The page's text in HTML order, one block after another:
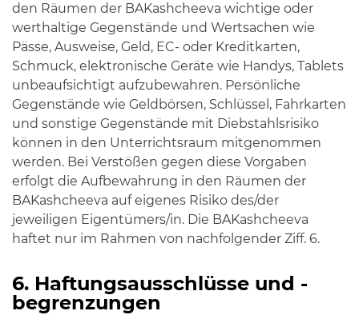
den Räumen der BAKashcheeva wichtige oder
werthaltige Gegenstände und Wertsachen wie
Pässe, Ausweise, Geld, EC- oder Kreditkarten,
Schmuck, elektronische Geräte wie Handys, Tablets
unbeaufsichtigt aufzubewahren. Persönliche
Gegenstände wie Geldbörsen, Schlüssel, Fahrkarten
und sonstige Gegenstände mit Diebstahlsrisiko
können in den Unterrichtsraum mitgenommen
werden. Bei Verstößen gegen diese Vorgaben
erfolgt die Aufbewahrung in den Räumen der
BAKashcheeva auf eigenes Risiko des/der
jeweiligen Eigentümers/in. Die BAKashcheeva
haftet nur im Rahmen von nachfolgender Ziff. 6.
6. Haftungsausschlüsse und -
begrenzungen